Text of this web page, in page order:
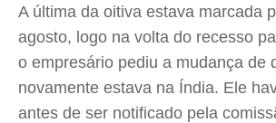
A última da oitiva estava marcada
agosto, logo na volta do recesso
o empresário pediu a mudança de
novamente estava na Índia. Ele
antes de ser notificado pela